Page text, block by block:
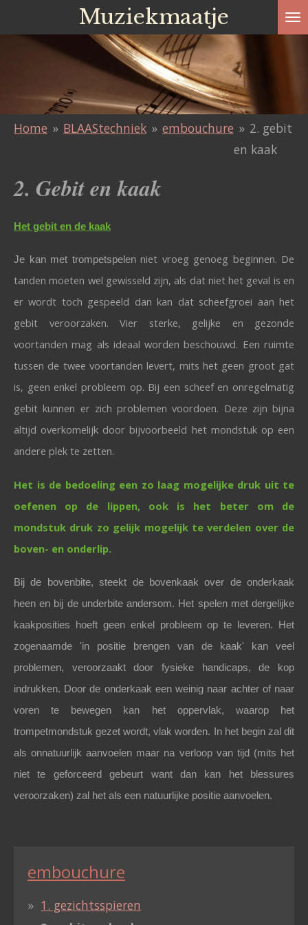
direct
hoofdinhoud
Muziekmaatje
Home » BLAAStechniek » embouchure » 2. gebit
en kaak
2. Gebit en kaak
Het gebit en de kaak
Je kan met trompetspelenniet vroeg genoeg beginnen. De
tanden moeten wel gewisseld zijn, als dat niet het geval is en
er wordt toch gespeeld dan kan dat scheefgroei aan het
gebit veroorzaken. Vier sterke, gelijke en gezonde
voortanden mag als ideaal worden beschouwd. Een ruimte
tussen de twee voortanden levert, mits het geen groot gat
is, geen enkel probleem op. Bij een scheef en onregelmatig
gebit kunnen er zich problemen voordoen. Deze zijn bijna
altijd overkomelijk door bijvoorbeeld het mondstuk op een
andere plek te zetten.
Het is de bedoeling een zo laag mogelijke druk uit te
oefenen op de lippen, ook is het beter om de
mondstuk druk zo gelijk mogelijk te verdelen over de
boven- en onderlip.
Bij de bovenbite, steekt de bovenkaak over de onderkaak
heen en bij de underbite andersom. Het spelen met dergelijke
kaakposities hoeft geen enkel probleem op te leveren. Het
zogenaamde 'in positie brengen van de kaak' kan veel
problemen, veroorzaakt door fysieke handicaps, de kop
indrukken. Door de onderkaak een weinig naar achter of naar
voren te bewegen kan het oppervlak, waarop het
trompetmondstuk gezet wordt, vlak worden. In het begin zal dit
als onnatuurlijk aanvoelen maar na verloop van tijd (mits het
niet te geforceerd gebeurt want dan kan het blessures
veroorzaken) zal het als een natuurlijke positie aanvoelen.
embouchure
1. gezichtsspieren